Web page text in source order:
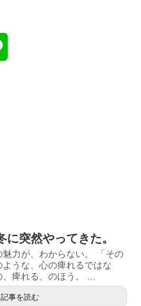
突然やってきた。
力が、わからない。 「その
うな、心の痺れるではな
、痺れる、のほう。 ...
記事を読む